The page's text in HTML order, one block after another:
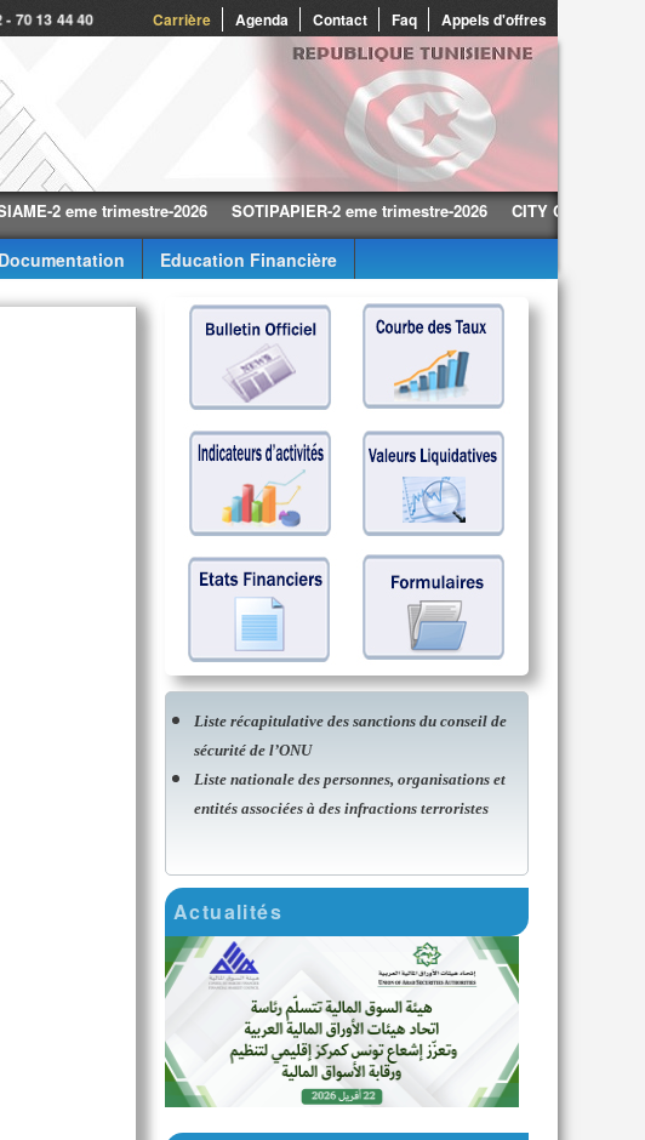
Carrière Agenda Contact Faq Appels d'offres
70 13 44 40
2 eme trimestre-2026 SOTIPAPIER-2 eme trimestre-2026 CITY CARS-2 eme
Documentation
Education Financière
Liste récapitulative des sanctions du conseil de
sécurité de l’ONU
Liste nationale des personnes, organisations et
entités associées à des infractions terroristes
Actualités